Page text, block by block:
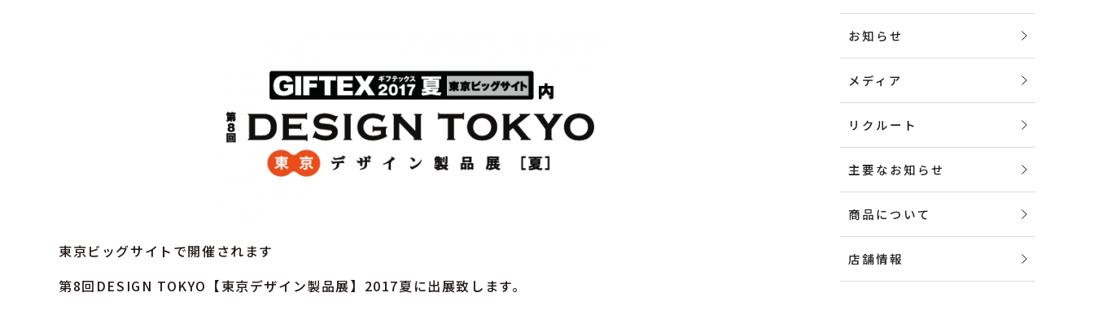
東京ビッグサイトで開催されます
第8回DESIGN TOKYO【東京デザイン製品展】2017夏に出展致します。
お知らせ
メディア
リクルート
主要なお知らせ
商品について
店舗情報